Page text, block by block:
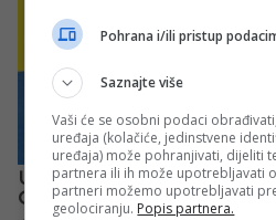
Pohrana i/ili pristup
Saznajte više
Vaši će se osobni podaci
uređaja (kolačiće, jedinstvene
uređaja) može pohranjivati, dijeliti
partnera ili ih može upotrebljavati
partneri možemo upotrebljavati
geolociranju. Popis partnera.